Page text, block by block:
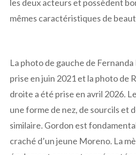
les deux acteurs et possèdent
mêmes caractéristiques de
La photo de gauche de
prise en juin 2021 et la photo de
droite a été prise en avril 2026.
une forme de nez, de sourcils et
similaire. Gordon est
craché d’un jeune Moreno. La